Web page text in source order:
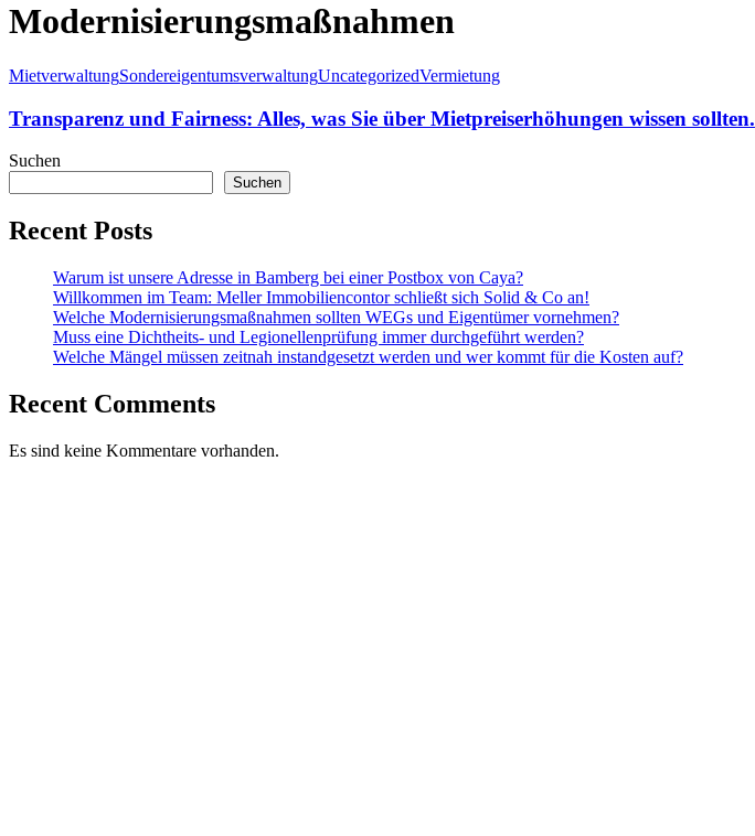
Modernisierungsmaßnahmen
MietverwaltungSondereigentumsverwaltungUncategorizedVermietung
Transparenz und Fairness: Alles, was Sie über Mietpreiserhöhungen wissen sollten.
Suchen
Suchen
Recent Posts
Warum ist unsere Adresse in Bamberg bei einer Postbox von Caya?
Willkommen im Team: Meller Immobiliencontor schließt sich Solid & Co an!
Welche Modernisierungsmaßnahmen sollten WEGs und Eigentümer vornehmen?
Muss eine Dichtheits- und Legionellenprüfung immer durchgeführt werden?
Welche Mängel müssen zeitnah instandgesetzt werden und wer kommt für die Kosten auf?
Recent Comments
Es sind keine Kommentare vorhanden.